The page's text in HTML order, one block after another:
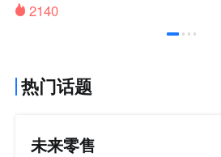
2140
热门话题
未来零售